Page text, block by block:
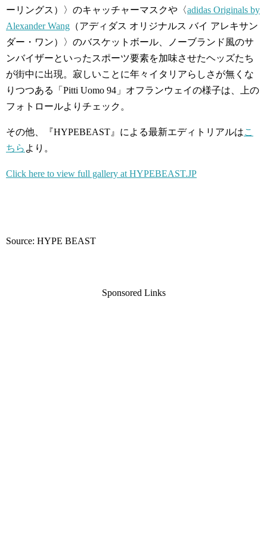
ーリングス）〉のキャッチャーマスクや〈adidas Originals by
Alexander Wang （アディダス オリジナルス バイ アレキサン
ダー・ワン）〉のバスケットボール、ノーブランド風のサ
ンバイザーといったスポーツ要素を加味させたヘッズたち
が街中に出現。寂しいことに年々イタリアらしさが無くな
りつつある「Pitti Uomo 94」オフランウェイの様子は、上の
フォトロールよりチェック。
その他、『HYPEBEAST』による最新エディトリアルはこ
ちら より。
Click here to view full gallery at HYPEBEAST.JP
Source: HYPE BEAST
Sponsored Links